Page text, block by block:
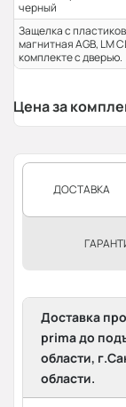
черный
Защелка с
магнитная AGB, LM
комплекте с дверью.
Цена за
ДОСТАВКА
Доставка
prima до
области,
области.